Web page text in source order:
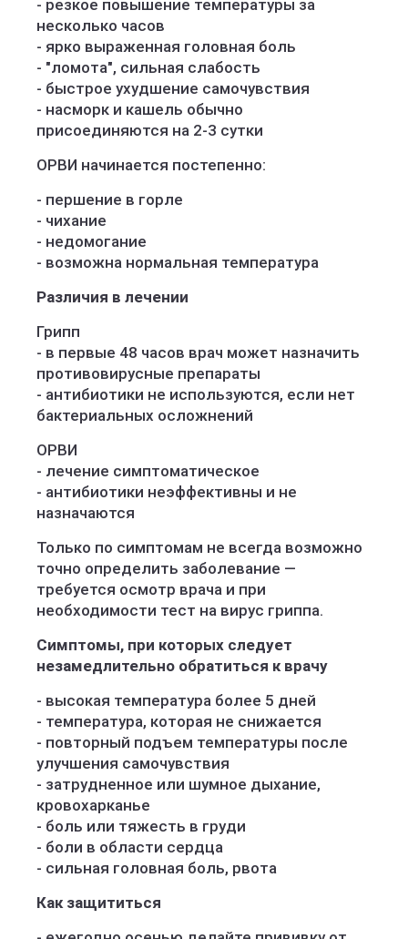
- резкое повышение температуры за
несколько часов
- ярко выраженная головная боль
- "ломота", сильная слабость
- быстрое ухудшение самочувствия
- насморк и кашель обычно
присоединяются на 2-3 сутки
ОРВИ начинается постепенно:
- першение в горле
- чихание
- недомогание
- возможна нормальная температура
Различия в лечении
Грипп
- в первые 48 часов врач может назначить
противовирусные препараты
- антибиотики не используются, если нет
бактериальных осложнений
ОРВИ
- лечение симптоматическое
- антибиотики неэффективны и не
назначаются
Только по симптомам не всегда возможно
точно определить заболевание —
требуется осмотр врача и при
необходимости тест на вирус гриппа.
Симптомы, при которых следует
незамедлительно обратиться к врачу
- высокая температура более 5 дней
- температура, которая не снижается
- повторный подъем температуры после
улучшения самочувствия
- затрудненное или шумное дыхание,
кровохарканье
- боль или тяжесть в груди
- боли в области сердца
- сильная головная боль, рвота
Как защититься